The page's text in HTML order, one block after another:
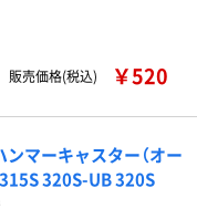
販売価格(税込) ￥520
マーキャスター（オー
315S 320S-UB 320S